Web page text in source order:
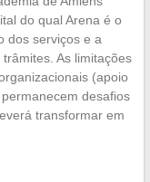
do qual Arena é o
dos serviços e a
As limitações
(apoio
desafios
transformar em